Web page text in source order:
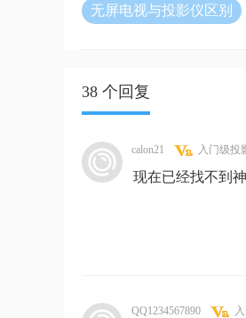
无屏电视与投影仪区别
38 个回复
calon21 入门级投
现在已经找不到
QQ1234567890